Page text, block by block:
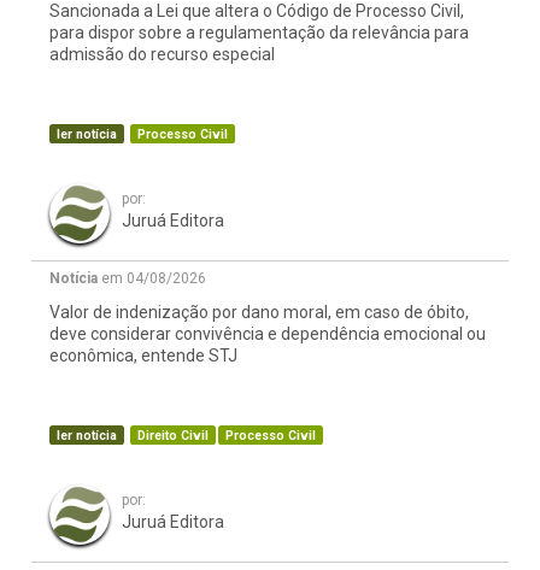
Sancionada a Lei que altera o Código de Processo Civil,
para dispor sobre a regulamentação da relevância para
admissão do recurso especial
ler notícia Processo Civil
por:
Juruá Editora
Notícia em 04/08/2026
Valor de indenização por dano moral, em caso de óbito,
deve considerar convivência e dependência emocional ou
econômica, entende STJ
ler notícia Direito Civil Processo Civil
por:
Juruá Editora